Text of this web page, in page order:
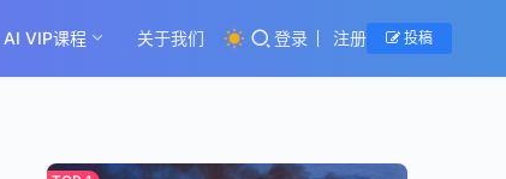
AI VIP课程 关于我们 登录 注册 投稿